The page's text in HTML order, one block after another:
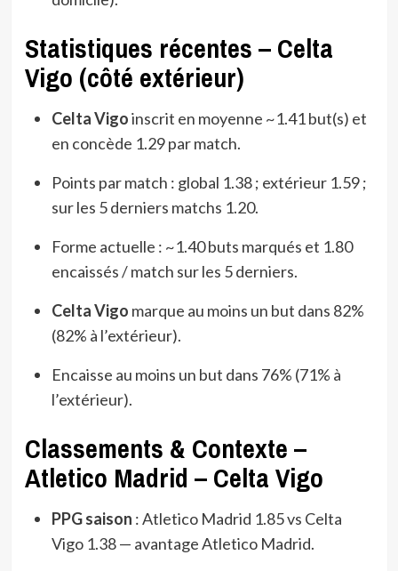
Statistiques récentes – Celta
Vigo (côté extérieur)
Celta Vigoinscrit en moyenne ~1.41 but(s) et
en concède 1.29 par match.
Points par match : global 1.38 ; extérieur 1.59 ;
sur les 5 derniers matchs 1.20.
Forme actuelle : ~1.40 buts marqués et 1.80
encaissés / match sur les 5 derniers.
Celta Vigo marque au moins un but dans 82%
(82% à l’extérieur).
Encaisse au moins un but dans 76% (71% à
l’extérieur).
Classements & Contexte –
Atletico Madrid – Celta Vigo
PPG saison : Atletico Madrid 1.85 vs Celta
Vigo 1.38 — avantage Atletico Madrid.